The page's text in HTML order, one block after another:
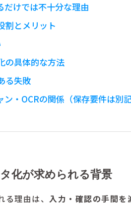
だけでは不十分な理由
割とメリット
の具体的な方法
る失敗
・OCRの関係（保存要件は別記
化が求められる背景
理由は、 入力・確認の手間を